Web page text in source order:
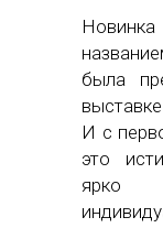
была
И с
это